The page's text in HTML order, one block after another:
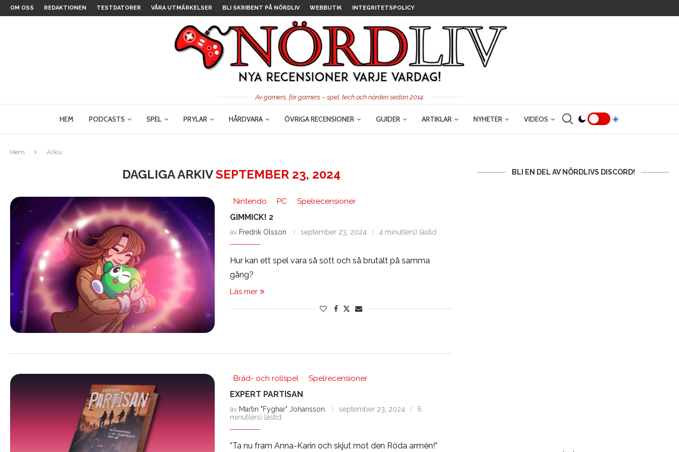
OM OSS REDAKTIONEN TESTDATORER VÅRA UTMÄRKELSER BLI SKRIBENT PÅ NÖRDLIV WEBBUTIK INTEGRITETSPOLICY
Av gamers, för gamers – spel, tech och nörderi sedan 2014.
HEM PODCASTS SPEL PRYLAR HÅRDVARA ÖVRIGA RECENSIONER GUIDER ARTIKLAR NYHETER VIDEOS
Hem Arkiv
DAGLIGA ARKIVSEPTEMBER 23, 2024
Nintendo PC Spelrecensioner
GIMMICK! 2
av Fredrik Olsson september 23, 2024 4 minut(ers) lästid
Hur kan ett spel vara så sött och så brutalt på samma
gång?
Läs mer
Bräd- och rollspel Spelrecensioner
EXPERT PARTISAN
av Martin "Fyghar" Johansson september 23, 2024
6
minut(ers) lästid
”Ta nu fram Anna-Karin och skjut mot den Röda armén!”
BLI EN DEL AV NÖRDLIVS DISCORD!